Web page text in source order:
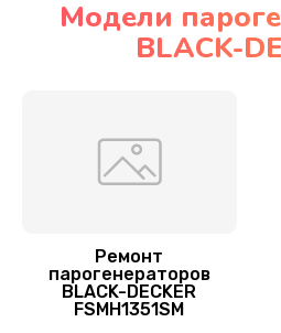
Замена
Замена шнура
Корпусный ремонт (замена
Модели
BLACK-
Ремонт
парогенераторов
BLACK-DECKER
FSMH1351SM